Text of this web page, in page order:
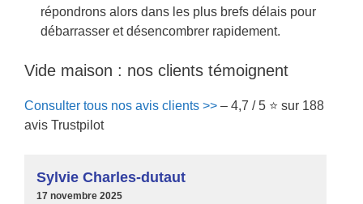
répondrons alors dans les plus brefs délais pour
débarrasser et désencombrer rapidement.
Vide maison : nos clients témoignent
Consulter tous nos avis clients >> – 4,7 / 5 ⭐ sur 188
avis Trustpilot
Sylvie Charles-dutaut
17 novembre 2025